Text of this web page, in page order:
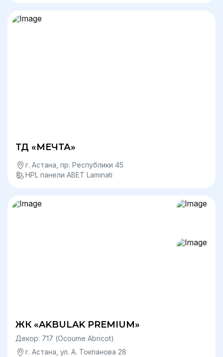
ТД «МЕЧТА»
г. Астана, пр. Республики 45
HPL панели ABET Laminati
ЖК «AKBULAK PREMIUM»
Декор: 717 (Ocoume Abricot)
г. Астана, ул. А. Токпанова 28